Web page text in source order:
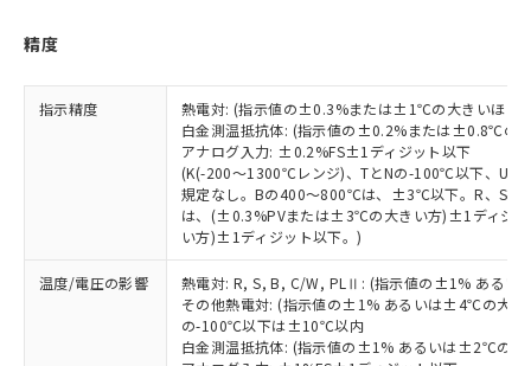
精度
指示精度
熱電対: (指示値の±0.3%または±1℃の大きいほう
白金測温抵抗体: (指示値の±0.2%または±0.8℃の
アナログ入力: ±0.2%FS±1ディジット以下
(K(-200～1300℃レンジ)、TとNの-100℃以下、U
規定なし。Bの400～800℃は、±3℃以下。R、S
は、(±0.3%PVまたは±3℃の大きい方)±1ディジ
い方)±1ディジット以下。)
温度/電圧の影響
熱電対: R, S, B, C/W, PLⅡ: (指示値の±1% ある
その他熱電対: (指示値の±1% あるいは±4℃の大き
の-100℃以下は±10℃以内
白金測温抵抗体: (指示値の±1% あるいは±2℃の大
点は「販売ネットワーク
」をご確認
ください。
在庫状況および標準価格結果を当社の
事前の承諾なく第三者に漏洩または開
示しないようお願いします。
マイパーツ機能（部品リスト作成サー
ビス）をご利用いただくには、I-Web
メンバーズにご登録されている必要が
あります。
お客様が当ウェブサイト上で当社にご
登録された部品リストについて、当社
および当社の共同利用者が、当社の製
※2 対応予定月
部品在庫の切り替え状況などにより、予定
月が前後することがあります。
※3 非含有証明書ダウンロード
※2 環境保護使用期限
「ｅ」：有害物質（10物質）のすべてが基
準値以下であることを示します。
「10」：通常の使用状況下において有害物
質が外部に漏えいし、環境に深刻な影響を
及ぼさない年数を意味します。
「－」：未確認です。当社販売部門へお問
い合わせください。
使用いたしません。
当社は、貴社製品を第三者に販売する
場合は、上記1、2および3の内容を当
該第三者に通知します。また当社は、
販売先および販売に係わる関係者が違
法に輸出するおそれがある場合は、取
り引きをいたしません。
いては、お客様のお取引先、ま
たはお客様担当のオムロン制御
機器販売店・当社販売員にご確
認ください)
受注生産機種、また在庫状況の
情報を公開していない機種